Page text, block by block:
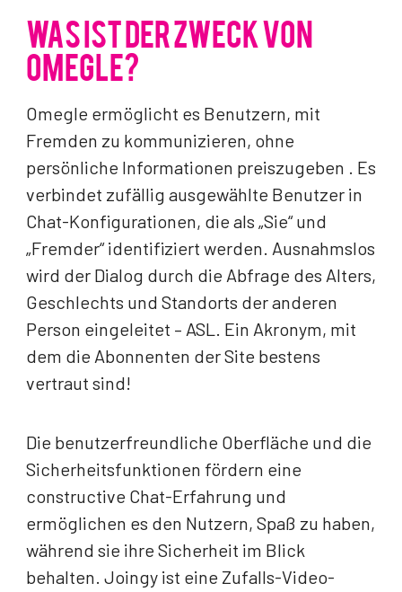
WAS IST DER ZWECK VON
OMEGLE?
Omegle ermöglicht es Benutzern, mit
Fremden zu kommunizieren, ohne
persönliche Informationen preiszugeben . Es
verbindet zufällig ausgewählte Benutzer in
Chat-Konfigurationen, die als „Sie“ und
„Fremder“ identifiziert werden. Ausnahmslos
wird der Dialog durch die Abfrage des Alters,
Geschlechts und Standorts der anderen
Person eingeleitet – ASL. Ein Akronym, mit
dem die Abonnenten der Site bestens
vertraut sind!
Die benutzerfreundliche Oberfläche und die
Sicherheitsfunktionen fördern eine
constructive Chat-Erfahrung und
ermöglichen es den Nutzern, Spaß zu haben,
während sie ihre Sicherheit im Blick
behalten. Joingy ist eine Zufalls-Video-